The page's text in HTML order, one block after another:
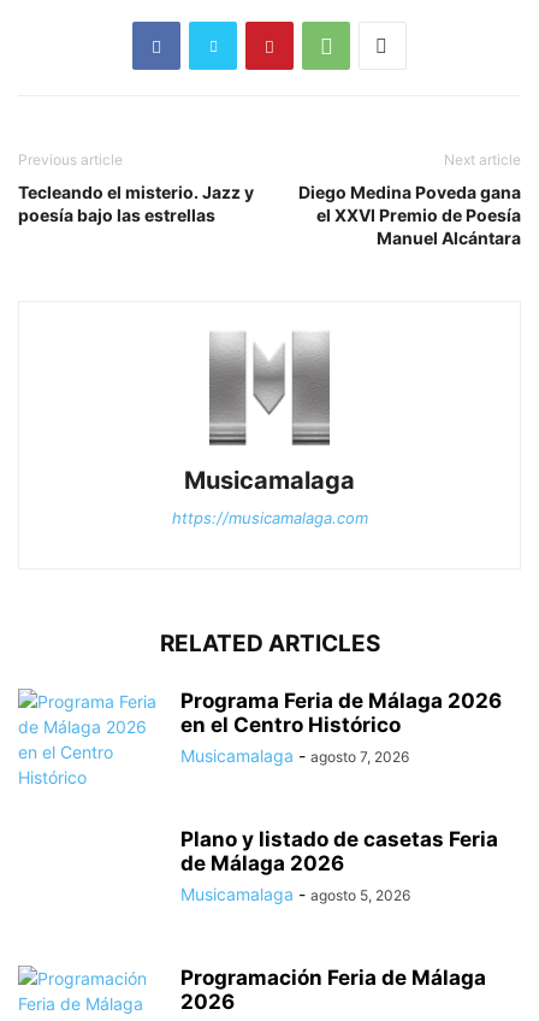
Previous article
Tecleando el misterio. Jazz y
poesía bajo las estrellas
Next article
Diego Medina Poveda gana
el XXVI Premio de Poesía
Manuel Alcántara
Musicamalaga
https://musicamalaga.com
RELATED ARTICLES
Programa Feria de Málaga 2026
en el Centro Histórico
Musicamalaga - agosto 7, 2026
Plano y listado de casetas Feria
de Málaga 2026
Musicamalaga - agosto 5, 2026
Programación Feria de Málaga
2026